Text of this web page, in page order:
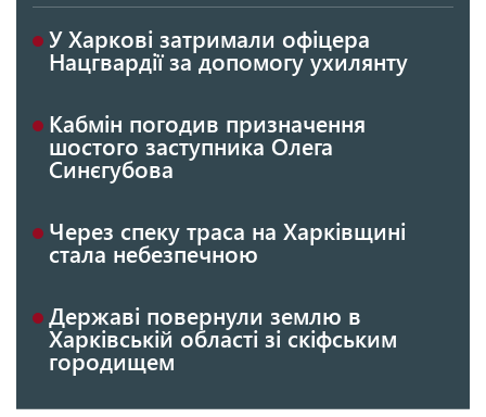
У Харкові затримали офіцера
Нацгвардії за допомогу ухилянту
Кабмін погодив призначення
шостого заступника Олега
Синєгубова
Через спеку траса на Харківщині
стала небезпечною
Державі повернули землю в
Харківській області зі скіфським
городищем